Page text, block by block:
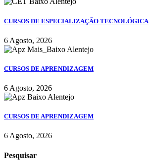
CURSOS DE ESPECIALIZAÇÃO TECNOLÓGICA
6 Agosto, 2026
CURSOS DE APRENDIZAGEM
6 Agosto, 2026
CURSOS DE APRENDIZAGEM
6 Agosto, 2026
Pesquisar